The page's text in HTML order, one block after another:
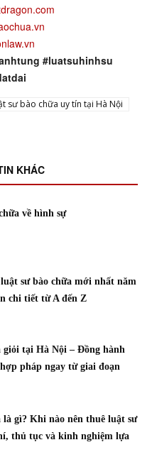
#luatsuhinhsu
sư bào chữa uy tín tại Hà Nội
KHÁC
về hình sự
sư bào chữa mới nhất năm
chi tiết từ A đến Z
giỏi tại Hà Nội – Đồng hành
pháp ngay từ giai đoạn
là gì? Khi nào nên thuê luật sư
thủ tục và kinh nghiệm lựa